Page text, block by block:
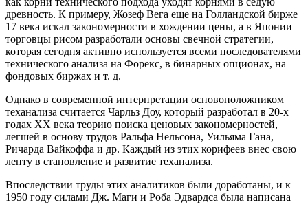
древность. К примеру, Жозеф Вега еще на Голландской бирже
17 века искал закономерности в хождении цены, а в Японии
торговцы рисом разработали основы свечной стратегии,
которая сегодня активно используется всеми последователями
технического анализа на Форекс, в бинарных опционах, на
фондовых биржах и т. д.
Однако в современной интерпретации основоположником
теханализа считается Чарльз Доу, который разработал в 20-х
годах XX века теорию поиска ценовых закономерностей,
легшей в основу трудов Ральфа Нельсона, Уильяма Гана,
Ричарда Вайкоффа и др. Каждый из этих корифеев внес свою
лепту в становление и развитие теханализа.
Впоследствии труды этих аналитиков были доработаны, и к
1950 году силами Дж. Маги и Роба Эдвардса была написана